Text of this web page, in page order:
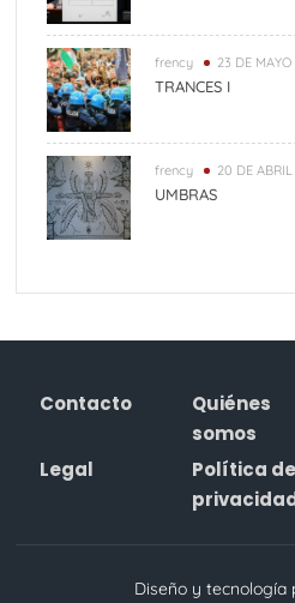
frency 23 DE
TRANCES I
frency 20 DE
UMBRAS
Contacto
Quiénes
somos
Legal
Política de
Diseño y tecnología